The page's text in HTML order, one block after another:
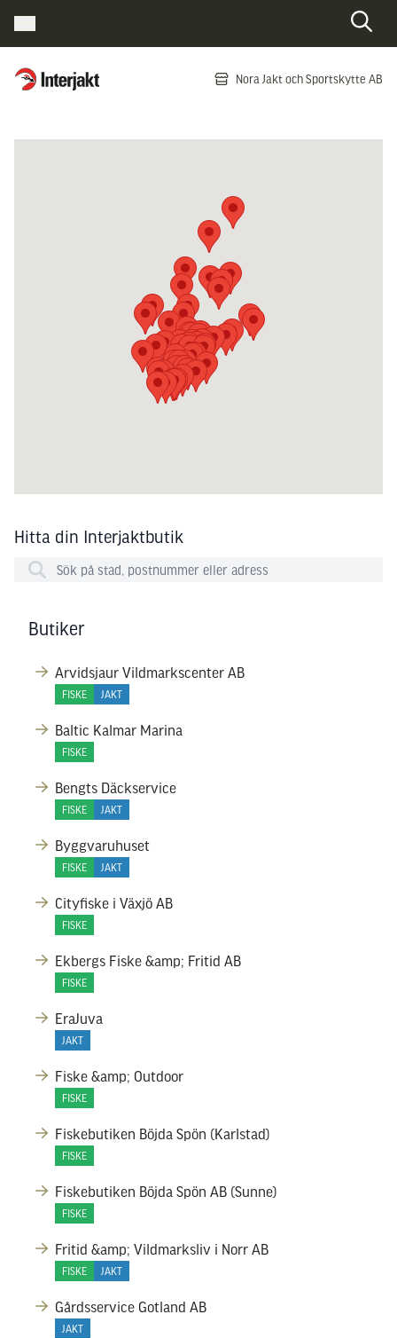
Interjakt SE Nora Jakt och Sportskytte AB
Hitta din Interjaktbutik
Butiker
Arvidsjaur Vildmarkscenter AB
FISKE JAKT
Baltic Kalmar Marina
FISKE
Bengts Däckservice
FISKE JAKT
Byggvaruhuset
FISKE JAKT
Cityfiske i Växjö AB
FISKE
Ekbergs Fiske &amp; Fritid AB
FISKE
EraJuva
JAKT
Fiske &amp; Outdoor
FISKE
Fiskebutiken Böjda Spön (Karlstad)
FISKE
Fiskebutiken Böjda Spön AB (Sunne)
FISKE
Fritid &amp; Vildmarksliv i Norr AB
FISKE JAKT
Gårdsservice Gotland AB
JAKT